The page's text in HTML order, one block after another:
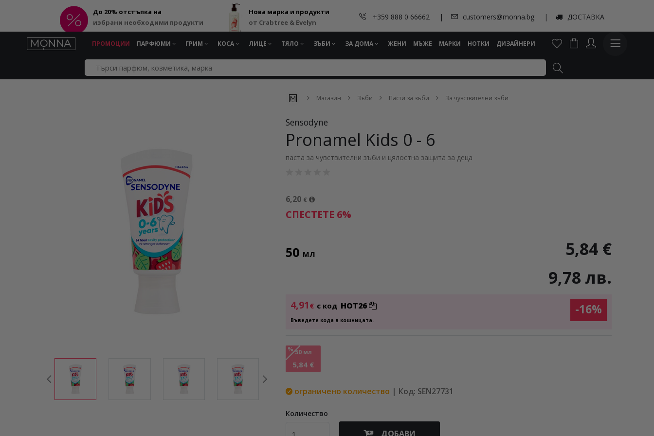
До 20% отстъпка на
избрани необходими продукти
Нова марка и продукти
от Crabtree & Evelyn
+359 888 0 66662 customers@monna.bg ДОСТАВКА
ПРОМОЦИИ ПАРФЮМИ ГРИМ КОСА ЛИЦЕ ТЯЛО ЗЪБИ ЗА ДОМА ЖЕНИ МЪЖЕ МАРКИ НОТКИ ДИЗАЙНЕРИ
Магазин Зъби Пасти за зъби За чувствителни зъби
Sensodyne
Pronamel Kids 0 - 6
паста за чувствителни зъби и цялостна защита за деца
6,20 €
СПЕСТЕТЕ 6%
50 МЛ
5,84 €
9,78 лв.
4,91 € с код HOT26
Въведете кода в кошницата.
-16%
% 50 мл
5,84 €
ограничено количество | Код: SEN27731
Количество
ДОБАВИ